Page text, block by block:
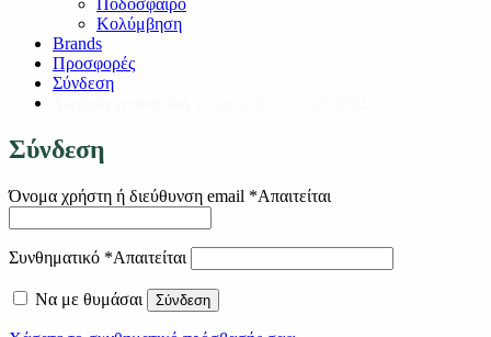
Ποδόσφαιρο
Κολύμβηση
Brands
Προσφορές
Σύνδεση
Σύνδεση
Όνομα χρήστη ή διεύθυνση email *Απαιτείται
Συνθηματικό *Απαιτείται
Να με θυμάσαι Σύνδεση